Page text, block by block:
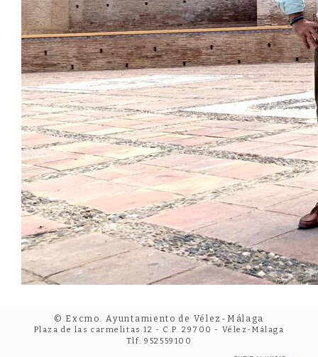
© Excmo. Ayuntamiento de Vélez-Málaga
Plaza de las carmelitas 12 - C.P. 29700 - Vélez-Málaga
Tlf: 952559100